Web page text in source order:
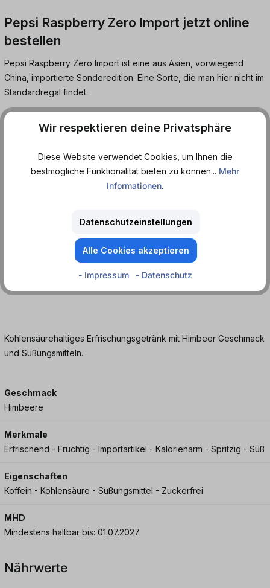
Pepsi Raspberry Zero Import jetzt online
bestellen
Pepsi Raspberry Zero Import ist eine aus Asien, vorwiegend
China, importierte Sonderedition. Eine Sorte, die man hier nicht im
Standardregal findet.
Die klassische Pepsi Basis trifft auf eine deutlich wahrnehmbare
Himbeernote. Süß, fruchtig und typisch Zero Sugar im Profil, ohne
möchten. Genau solche Dosen machen den Unterschied im
Jetzt Pepsi Raspberry Zero Import bei dosenmatrosen.de online
bestellen und dir deine Dosen sichern.
Kohlensäurehaltiges Erfrischungsgetränk mit Himbeer Geschmack
und Süßungsmitteln.
Geschmack
Himbeere
Merkmale
Erfrischend - Fruchtig - Importartikel - Kalorienarm - Spritzig - Süß
Eigenschaften
Koffein - Kohlensäure - Süßungsmittel - Zuckerfrei
MHD
Mindestens haltbar bis: 01.07.2027
Nährwerte
Wir respektieren deine Privatsphäre
Diese Website verwendet Cookies, um Ihnen die
bestmögliche Funktionalität bieten zu können... Mehr
Informationen.
Datenschutzeinstellungen
Alle Cookies akzeptieren
- Impressum - Datenschutz